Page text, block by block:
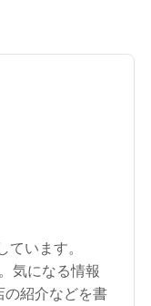
います。
気になる情報
の紹介などを書